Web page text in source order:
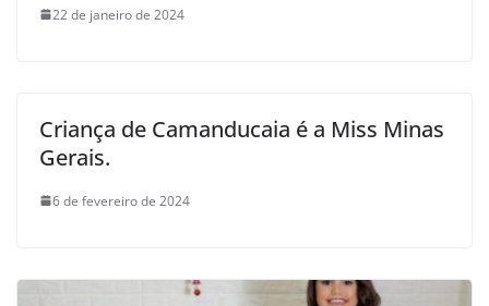
22 de janeiro de 2024
Criança de Camanducaia é a Miss Minas
Gerais.
6 de fevereiro de 2024